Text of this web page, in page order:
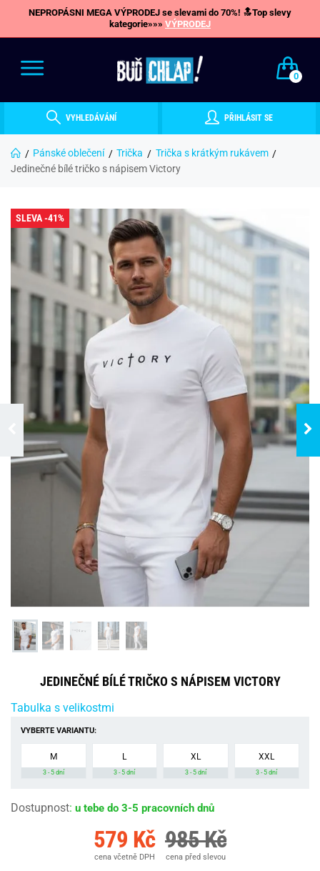
NEPROPÁSNI MEGA VÝPRODEJ se slevami do 70%! 🔝Top slevy
kategorie»»» VÝPRODEJ
0
VYHLEDÁVÁNÍ PŘIHLÁSIT SE
Pánské oblečení Trička
Trička s krátkým rukávem
Jedinečné bílé tričko s nápisem Victory
SLEVA -41%
JEDINEČNÉ BÍLÉ TRIČKO S NÁPISEM VICTORY
Tabulka s velikostmi
VYBERTE VARIANTU:
M
3 - 5 dní
L
3 - 5 dní
XL
3 - 5 dní
XXL
3 - 5 dní
Dostupnost: u tebe do 3-5 pracovních dnů
579 Kč
cena včetně DPH
985 Kč
cena před slevou